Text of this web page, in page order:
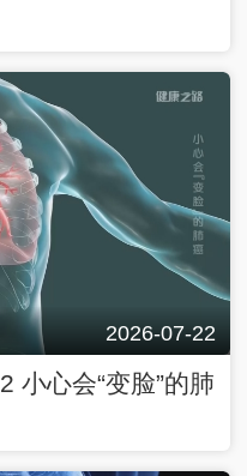
2026-07-22
小心会“变脸”的肺